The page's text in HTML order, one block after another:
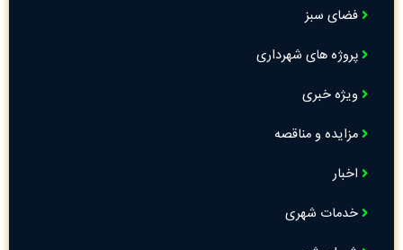
فضای سبز
پروژه های شهرداری
ویژه خبری
مزایده و مناقصه
اخبار
خدمات شهری